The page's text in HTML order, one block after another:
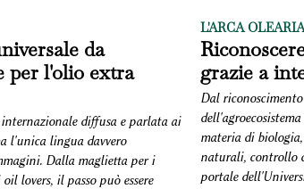
da
per l'olio extra
diffusa e parlata ai
l'unica lingua davvero
Dalla maglietta per i
lovers, il passo può essere
L'ARCA OLEARIA
grazie a
Dal
materia di
naturali, controllo
portale